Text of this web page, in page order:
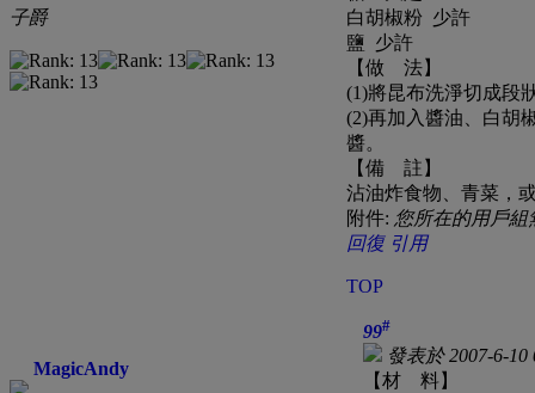
子爵
白胡椒粉 少許
鹽 少許
【做 法】
(1)將昆布洗淨切成段
(2)再加入醬油、白胡
醬。
【備 註】
沾油炸食物、青菜，
附件: 您所在的用戶組
回復 引用
TOP
MagicAndy
99#
發表於 2007-6-10
【材 料】